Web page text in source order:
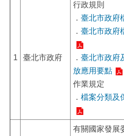
1 臺北市政府
行政規則
． 臺北市政府
． 臺北市政府
． 臺北市政府
放應用要點
作業規定
． 檔案分類及
有關國家發展